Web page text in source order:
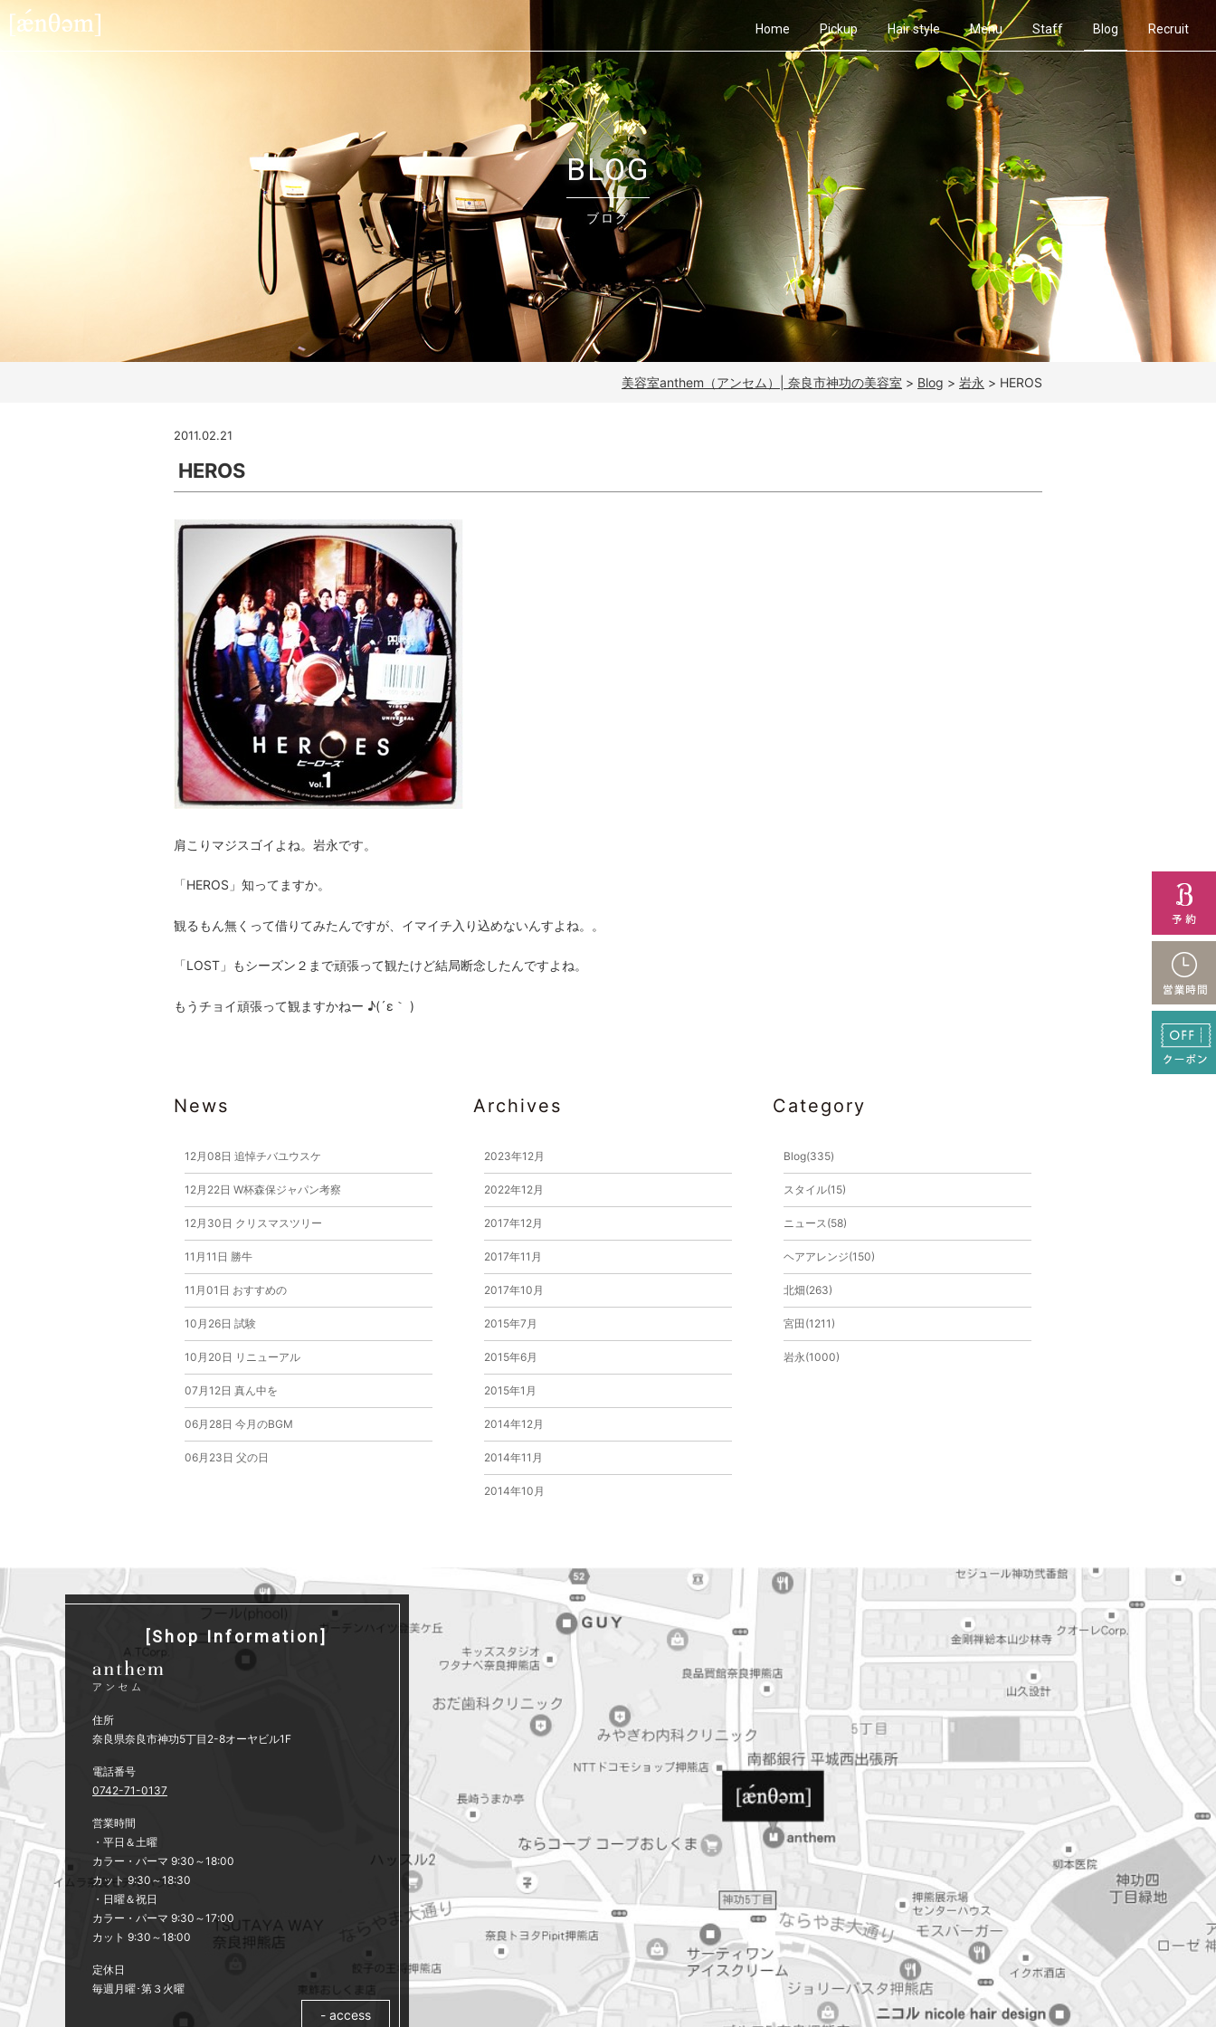
Home Pickup Hair style Menu Staff Blog Recruit
BLOG
ブログ
美容室anthem（アンセム）| 奈良市神功の美容室 > Blog > 岩永 > HEROS
2011.02.21
HEROS
肩こりマジスゴイよね。岩永です。
「HEROS」知ってますか。
観るもん無くって借りてみたんですが、イマイチ入り込めないんすよね。。
「LOST」もシーズン２まで頑張って観たけど結局断念したんですよね。
もうチョイ頑張って観ますかねー ♪(´ε｀ )
News
12月08日 追悼チバユウスケ
12月22日 W杯森保ジャパン考察
12月30日 クリスマスツリー
11月11日 勝牛
11月01日 おすすめの
10月26日 試験
10月20日 リニューアル
07月12日 真ん中を
06月28日 今月のBGM
06月23日 父の日
Archives
2023年12月
2022年12月
2017年12月
2017年11月
2017年10月
2015年7月
2015年6月
2015年1月
2014年12月
2014年11月
2014年10月
2014年4月
2014年2月
2013年11月
2013年9月
2013年7月
2013年6月
2013年4月
2013年3月
Category
Blog(335)
スタイル(15)
ニュース(58)
ヘアアレンジ(150)
北畑(263)
宮田(1211)
岩永(1000)
[Shop Information]
住所
奈良県奈良市神功5丁目2-8オーヤビル1F
電話番号
0742-71-0137
営業時間
・平日＆土曜
カラー・パーマ 9:30～18:00
カット 9:30～18:30
・日曜＆祝日
カラー・パーマ 9:30～17:00
カット 9:30～18:00
定休日
毎週月曜･第３火曜
- access